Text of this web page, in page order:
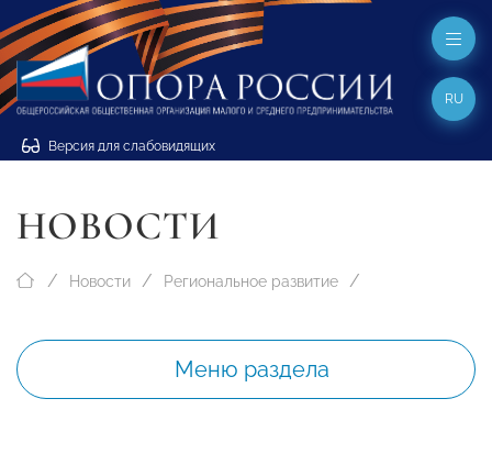
Версия для слабовидящих
RU
НОВОСТИ
Новости Региональное развитие
Меню раздела